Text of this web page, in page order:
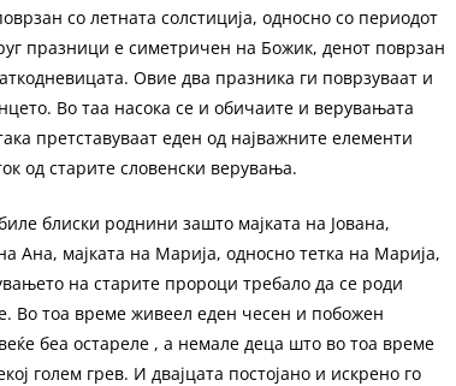
со летната солстиција, односно со периодот
празници е симетричен на Божик, денот поврзан
Овие два празника ги поврзуваат и
Во таа насока се и обичаите и верувањата
претставуваат еден од најважните елементи
од старите словенски верувања.
блиски роднини зашто мајката на Јована,
Ана, мајката на Марија, односно тетка на Марија,
на старите пророци требало да се роди
Во тоа време живеел еден чесен и побожен
беа остареле , а немале деца што во тоа време
голем грев. И двајцата постојано и искрено го